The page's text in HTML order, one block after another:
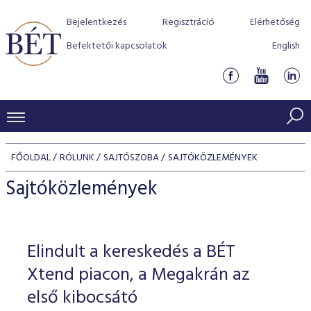
Bejelentkezés Regisztráció
Elérhetőség
Befektetői kapcsolatok
English
KERESKEDÉSI ADATOK
INDEXEK
Jelzáloglevél indexek
Vállalati kötvény indexek
Azonnali Piac
Részvények
Származékos piac
BEFEKTETŐK
Részvény szekció
Hitelpapír szekció
BÉT szabályzatok
Befektetővédelem
Alkalmazott díjstruktúra
Elszámolás
Részvény és vállalati kötvény tőzsdei bevezetését
program
BÉT Xtend - Részvénypiac egyszerűen
TŐZSDETAGOK
Tőzsdetagok, üzletkötők
VENDOROK
FŐOLDAL RÓLUNK SAJTÓSZOBA SAJTÓKÖZLEMÉNYEK
Sajtóközlemények
Elindult a kereskedés a BÉT
Xtend piacon, a Megakrán az
első kibocsátó